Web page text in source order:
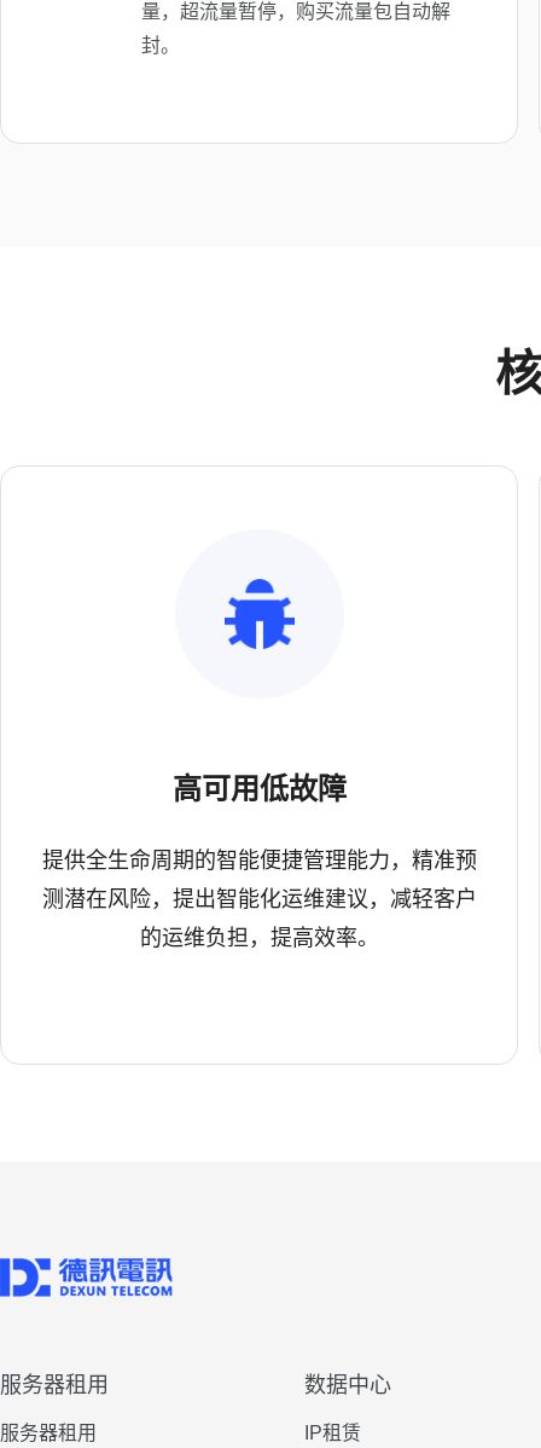
量，超流量暂停，购买流量包自动解
封。
高可用低故障
提供全生命周期的智能便捷管理能力，精准预
测潜在风险，提出智能化运维建议，减轻客户
的运维负担，提高效率。
服务器租用
服务器租用
数据中心
IP租赁